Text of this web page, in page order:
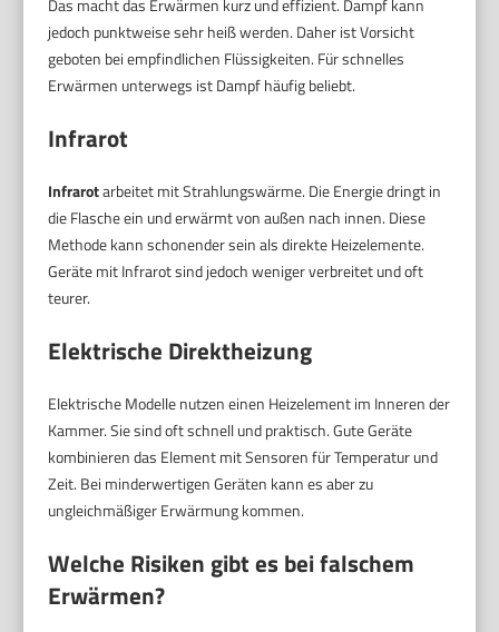
Das macht das Erwärmen kurz und effizient. Dampf kann
jedoch punktweise sehr heiß werden. Daher ist Vorsicht
geboten bei empfindlichen Flüssigkeiten. Für schnelles
Erwärmen unterwegs ist Dampf häufig beliebt.
Infrarot
Infrarotarbeitet mit Strahlungswärme. Die Energie dringt in
die Flasche ein und erwärmt von außen nach innen. Diese
Methode kann schonender sein als direkte Heizelemente.
Geräte mit Infrarot sind jedoch weniger verbreitet und oft
teurer.
Elektrische Direktheizung
Elektrische Modelle nutzen einen Heizelement im Inneren der
Kammer. Sie sind oft schnell und praktisch. Gute Geräte
kombinieren das Element mit Sensoren für Temperatur und
Zeit. Bei minderwertigen Geräten kann es aber zu
ungleichmäßiger Erwärmung kommen.
Welche Risiken gibt es bei falschem
Erwärmen?